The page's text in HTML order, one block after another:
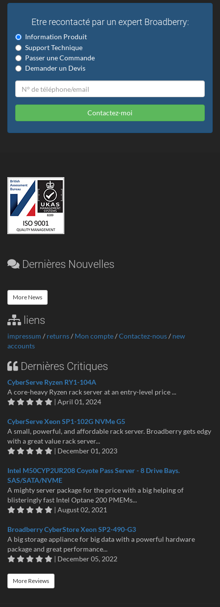
Etre recontacté par un expert Broadberry:
Information Produit
Support Technique
Passer une Commande
Demander un Devis
Contactez-moi
Dernières Nouvelles
More News
liens
impressum / returns/ Mon compte/Contactez-nous/ new
accounts
Dernières Critiques
CyberServe Ryzen RY1-104A
A core-heavy Ryzen rack server at an entry-level price ...
| April 01, 2024
CyberServe Xeon SP1-102G NVMe G5
A small, powerful, and affordable rack server. Broadberry gets edgy
with a great value rack server...
| December 01, 2023
Intel M50CYP2UR208 Coyote Pass Server - 8 Drive Bays.
SAS/SATA/NVME
A mighty server package for the price with a big helping of
blisteringly fast Intel Optane 200 PMEMs...
| August 02, 2021
Broadberry CyberStore Xeon SP2-490-G3
A big storage appliance for big data with a powerful hardware
package and great performance...
| December 05, 2022
More Reviews